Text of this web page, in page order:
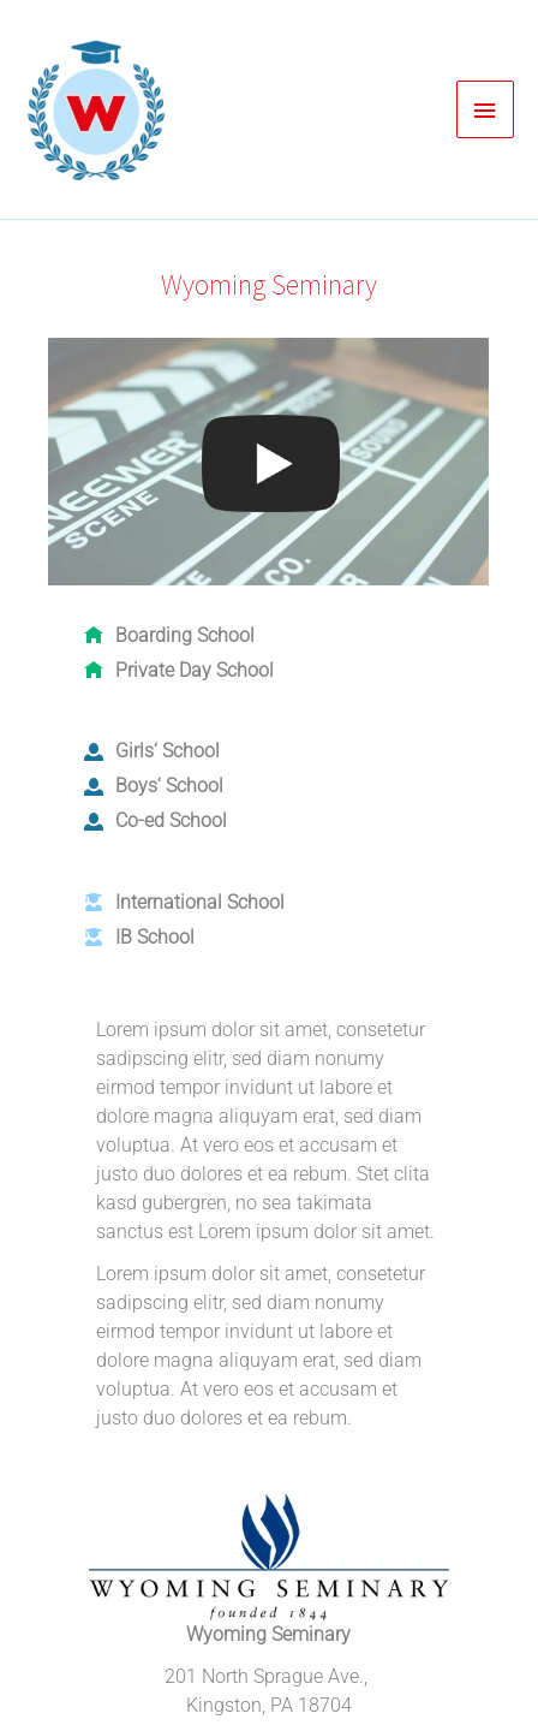
springen
Wyoming Seminary
Boarding School
Private Day School
Girls‘ School
Boys‘ School
Co-ed School
International School
IB School
Lorem ipsum dolor sit amet, consetetur
sadipscing elitr, sed diam nonumy
eirmod tempor invidunt ut labore et
dolore magna aliquyam erat, sed diam
voluptua. At vero eos et accusam et
justo duo dolores et ea rebum. Stet clita
kasd gubergren, no sea takimata
sanctus est Lorem ipsum dolor sit amet.
Lorem ipsum dolor sit amet, consetetur
sadipscing elitr, sed diam nonumy
eirmod tempor invidunt ut labore et
dolore magna aliquyam erat, sed diam
voluptua. At vero eos et accusam et
justo duo dolores et ea rebum.
Wyoming Seminary
201 North Sprague Ave.,
Kingston, PA 18704